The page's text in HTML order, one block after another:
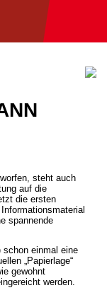
steht auch
auf die
die ersten
spannende
schon einmal eine
„Papierlage“
gewohnt
werden.